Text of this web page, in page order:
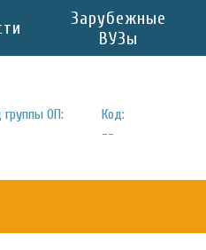
Зарубежные
ВУЗы
группы ОП:
Код:
--